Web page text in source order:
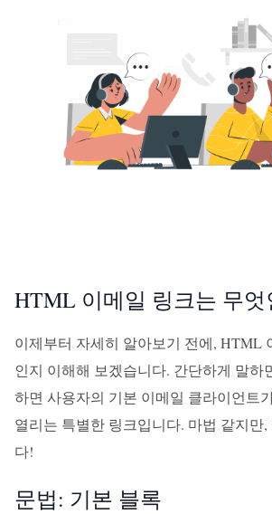
HTML 이메일 링크는 무엇
이제부터 자세히 알아보기 전에, HTML
인지 이해해 보겠습니다. 간단하게 말하
하면 사용자의 기본 이메일 클라이언트
열리는 특별한 링크입니다. 마법 같지만
다!
문법: 기본 블록